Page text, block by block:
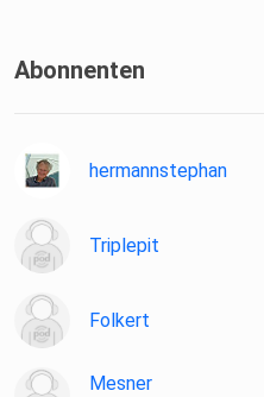
Abonnenten
hermannstephan
Triplepit
Folkert
Mesner